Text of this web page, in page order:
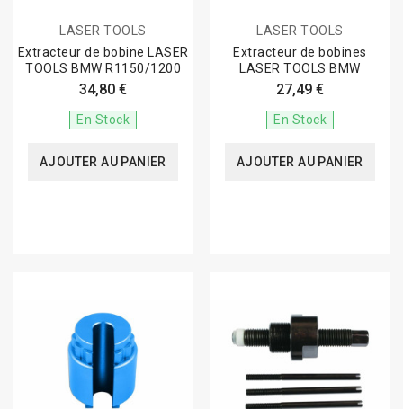
LASER TOOLS
Extracteur de bobine LASER
TOOLS BMW R1150/1200
34,80 €
En Stock
AJOUTER AU PANIER
LASER TOOLS
Extracteur de bobines
LASER TOOLS BMW
27,49 €
En Stock
AJOUTER AU PANIER